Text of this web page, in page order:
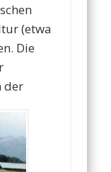
(etwa
Die
der